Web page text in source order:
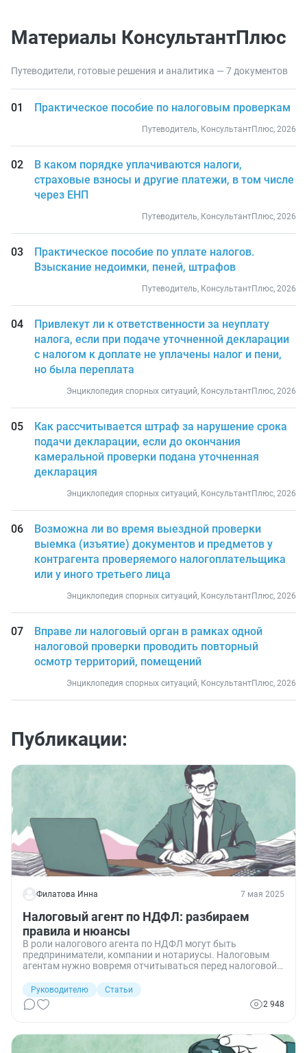
Материалы КонсультантПлюс
Путеводители, готовые решения и аналитика — 7 документов
Практическое пособие по налоговым проверкам
Путеводитель, КонсультантПлюс, 2026
В каком порядке уплачиваются налоги,
страховые взносы и другие платежи, в том числе
через ЕНП
Путеводитель, КонсультантПлюс, 2026
Практическое пособие по уплате налогов.
Взыскание недоимки, пеней, штрафов
Путеводитель, КонсультантПлюс, 2026
Привлекут ли к ответственности за неуплату
налога, если при подаче уточненной декларации
с налогом к доплате не уплачены налог и пени,
но была переплата
Энциклопедия спорных ситуаций, КонсультантПлюс, 2026
Как рассчитывается штраф за нарушение срока
подачи декларации, если до окончания
камеральной проверки подана уточненная
декларация
Энциклопедия спорных ситуаций, КонсультантПлюс, 2026
Возможна ли во время выездной проверки
выемка (изъятие) документов и предметов у
контрагента проверяемого налогоплательщика
или у иного третьего лица
Энциклопедия спорных ситуаций, КонсультантПлюс, 2026
Вправе ли налоговый орган в рамках одной
налоговой проверки проводить повторный
осмотр территорий, помещений
Энциклопедия спорных ситуаций, КонсультантПлюс, 2026
Публикации:
Филатова Инна 7 мая 2025
Налоговый агент по НДФЛ: разбираем
правила и нюансы
В роли налогового агента по НДФЛ могут быть
предприниматели, компании и нотариусы. Налоговым
агентам нужно вовремя отчитываться перед налоговой,
возлагаются обязанности, как он исчисляет, удерживает
и уплачивает НДФЛ — разбираем в статье.
Руководителю
Статьи
2 948